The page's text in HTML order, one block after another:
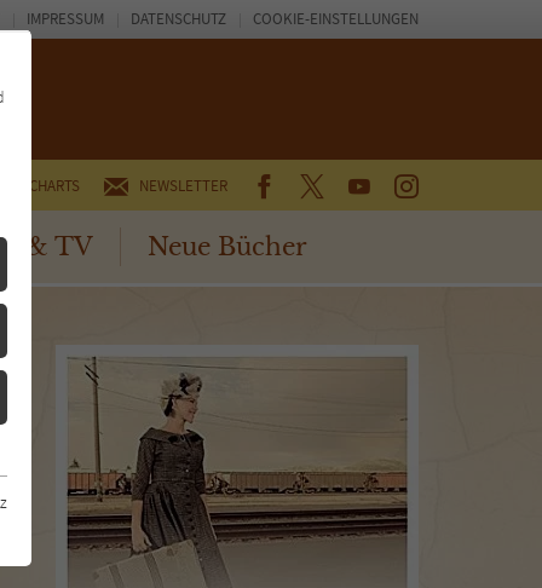
CHARTS NEWSLETTER FACEBOOKTWITTERYOUTUBEINSTAGRAM
& TV Neue Bücher
IMPRESSUM DATENSCHUTZ COOKIE-EINSTELLUNGEN